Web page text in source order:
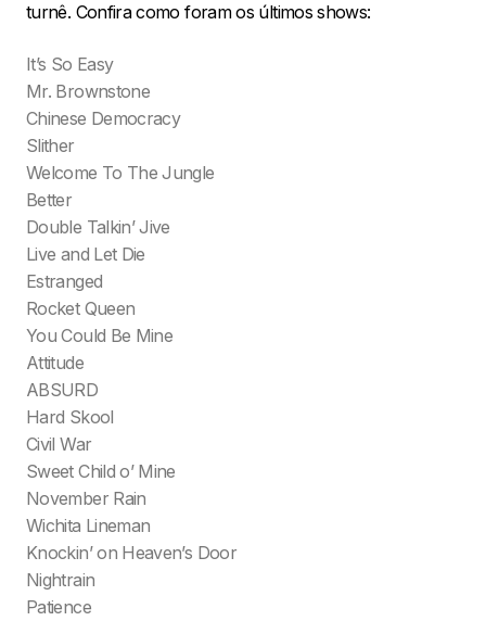
turnê. Confira como foram os últimos shows:
It’s So Easy
Mr. Brownstone
Chinese Democracy
Slither
Welcome To The Jungle
Better
Double Talkin’ Jive
Live and Let Die
Estranged
Rocket Queen
You Could Be Mine
Attitude
ABSURD
Hard Skool
Civil War
Sweet Child o’ Mine
November Rain
Wichita Lineman
Knockin’ on Heaven’s Door
Nightrain
Patience